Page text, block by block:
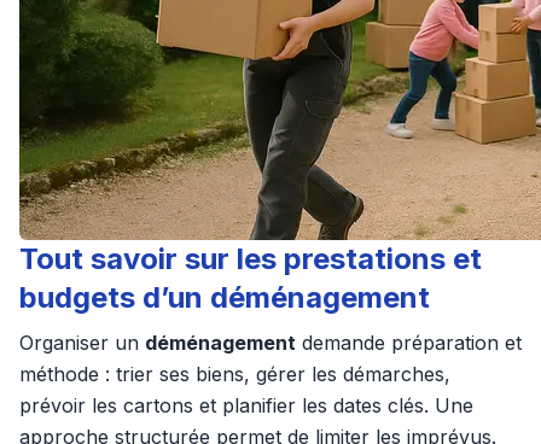
Tout savoir sur les prestations et
budgets d’un déménagement
Organiser un déménagement demande préparation et
méthode : trier ses biens, gérer les démarches,
prévoir les cartons et planifier les dates clés. Une
approche structurée permet de limiter les imprévus.